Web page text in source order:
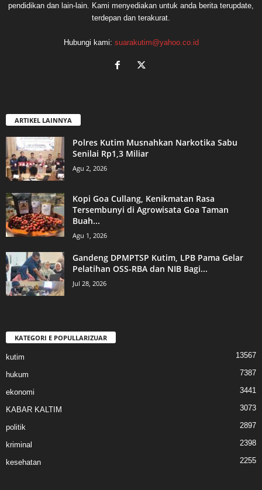
pendidikan dan lain-lain. Kami menyediakan untuk anda berita terupdate,
terdepan dan terakurat.
Hubungi kami: suarakutim@yahoo.co.id
ARTIKEL LAINNYA
Polres Kutim Musnahkan Narkotika Sabu
Senilai Rp1,3 Miliar
Agu 2, 2026
Kopi Goa Cullang, Kenikmatan Rasa
Tersembunyi di Agrowisata Goa Taman
Buah...
Agu 1, 2026
Gandeng DPMPTSP Kutim, LPB Pama Gelar
Pelatihan OSS-RBA dan NIB Bagi...
Jul 28, 2026
KATEGORI E POPULLARIZUAR
kutim 13567
hukum 7387
ekonomi 3441
KABAR KALTIM 3073
politik 2897
kriminal 2398
kesehatan 2255